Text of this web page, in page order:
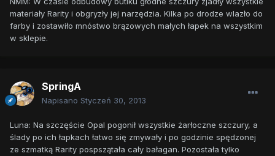
materiały Rarity i obgryzły jej narzędzia. Kilka po drodze wlazło do
farby i zostawiło mnóstwo brązowych małych łapek na wszystkim
w sklepie.
SpringA
Napisano Styczeń 30, 2013
Luna: Na szczęście Opal pogonił wszystkie żarłoczne szczury, a
ślady po ich łapkach łatwo się zmywały i po godzinie spędzonej
ze szmatką Rarity pospszątała cały bałagan. Pozostała tylko